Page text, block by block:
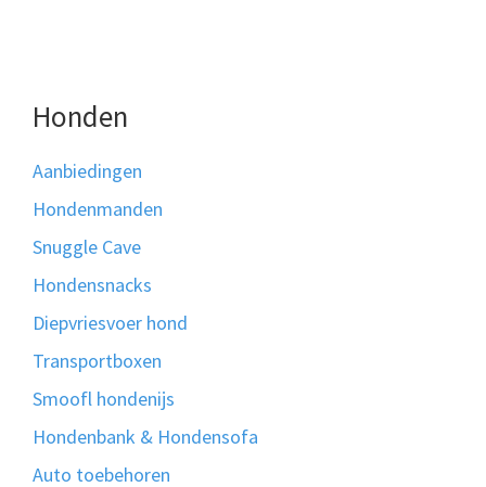
Honden
Aanbiedingen
Hondenmanden
Snuggle Cave
Hondensnacks
Diepvriesvoer hond
Transportboxen
Smoofl hondenijs
Hondenbank & Hondensofa
Auto toebehoren